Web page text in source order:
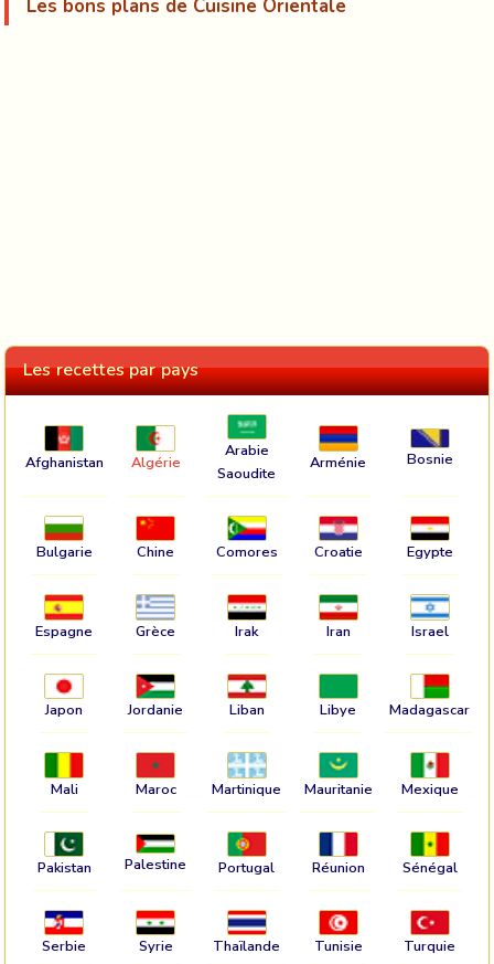
Les bons plans de Cuisine Orientale
Les recettes par pays
Afghanistan Algérie
Arabie
Saoudite
Arménie Bosnie
Bulgarie Chine Comores Croatie Egypte
Espagne Grèce Irak Iran Israel
Japon Jordanie Liban Libye Madagascar
Mali Maroc Martinique Mauritanie Mexique
Pakistan Palestine Portugal Réunion Sénégal
Serbie Syrie Thaïlande Tunisie Turquie